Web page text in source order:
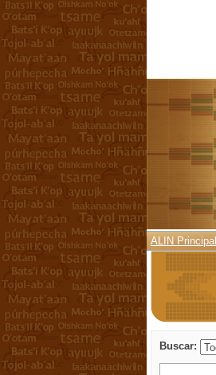
ALIN Principal
Buscar: